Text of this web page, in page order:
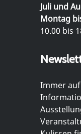
Juli und
Montag
10.00 bis
Immer